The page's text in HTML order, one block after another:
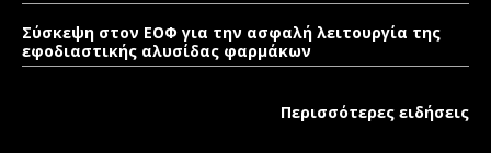
Σύσκεψη στον ΕΟΦ για την ασφαλή λειτουργία της
εφοδιαστικής αλυσίδας φαρμάκων
Περισσότερες ειδήσεις